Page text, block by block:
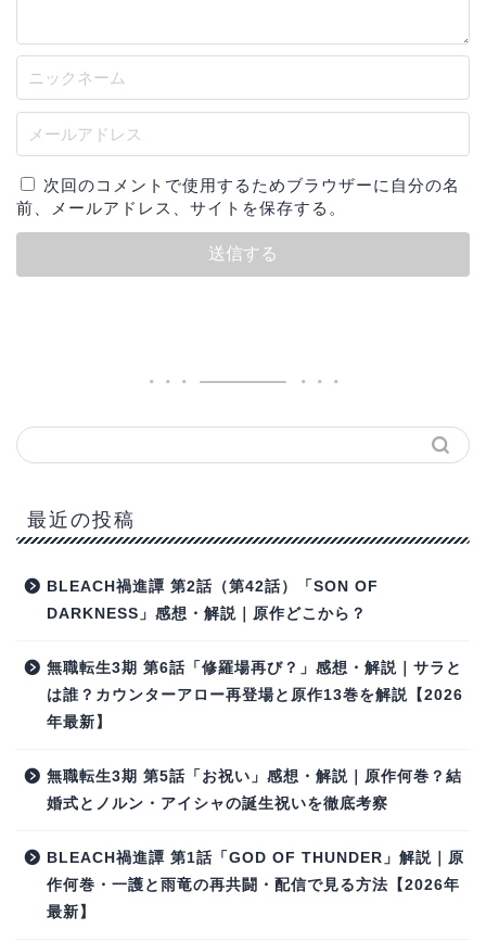
次回のコメントで使用するためブラウザーに自分の名
前、メールアドレス、サイトを保存する。
最近の投稿
BLEACH禍進譚 第2話（第42話）「SON OF
DARKNESS」感想・解説｜原作どこから？
無職転生3期 第6話「修羅場再び？」感想・解説｜サラと
は誰？カウンターアロー再登場と原作13巻を解説【2026
年最新】
無職転生3期 第5話「お祝い」感想・解説｜原作何巻？結
婚式とノルン・アイシャの誕生祝いを徹底考察
BLEACH禍進譚 第1話「GOD OF THUNDER」解説｜原
作何巻・一護と雨竜の再共闘・配信で見る方法【2026年
最新】